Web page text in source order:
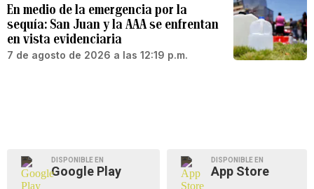
En medio de la emergencia por la
sequía: San Juan y la AAA se enfrentan
en vista evidenciaria
7 de agosto de 2026 a las 12:19 p.m.
DISPONIBLE EN
Google Play
DISPONIBLE EN
App Store